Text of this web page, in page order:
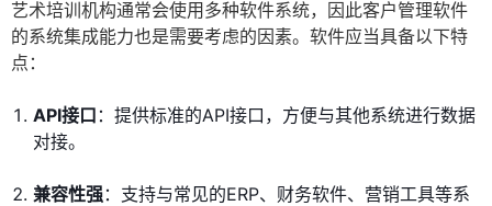
艺术培训机构通常会使用多种软件系统，因此客户管理软件
的系统集成能力也是需要考虑的因素。软件应当具备以下特
点：
API接口 ：提供标准的API接口，方便与其他系统进行数据
对接。
兼容性强：支持与常见的ERP、财务软件、营销工具等系